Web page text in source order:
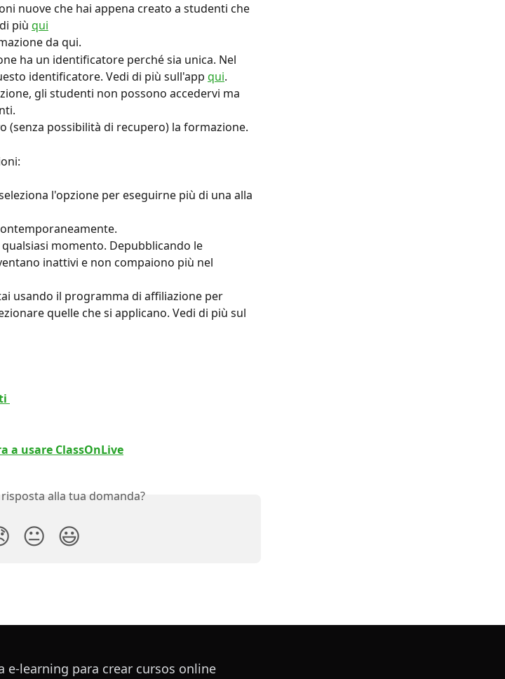
nuove che hai appena creato a studenti che
più qui
da qui.
ha un identificatore perché sia unica. Nel
identificatore. Vedi di più sull'app qui.
gli studenti non possono accedervi ma
(senza possibilità di recupero) la formazione.
l'opzione per eseguirne più di una alla
momento. Depubblicando le
inattivi e non compaiono più nel
usando il programma di affiliazione per
quelle che si applicano. Vedi di più sul
a usare ClassOnLive
alla tua domanda?
😐 😃